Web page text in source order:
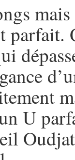
parfait.
U